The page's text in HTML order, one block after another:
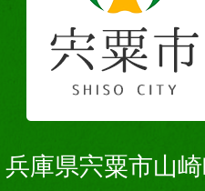
庫県宍粟市山崎